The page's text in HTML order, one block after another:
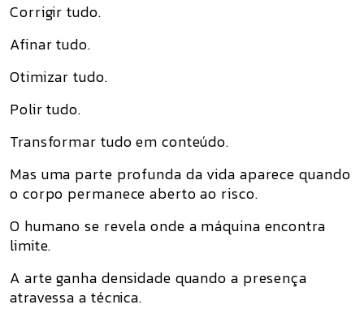
Corrigir tudo.
Afinar tudo.
Otimizar tudo.
Polir tudo.
Transformar tudo em conteúdo.
Mas uma parte profunda da vida aparece quando
o corpo permanece aberto ao risco.
O humano se revela onde a máquina encontra
limite.
A arte ganha densidade quando a presença
atravessa a técnica.